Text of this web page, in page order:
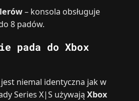
– konsola obsługuje
8 padów.
pada do Xbox
niemal identyczna jak w
Series X|S używają Xbox